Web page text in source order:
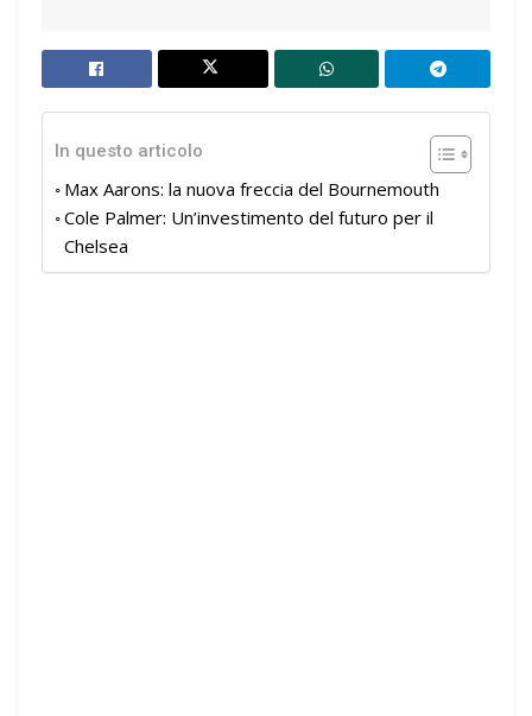
In questo articolo
Max Aarons: la nuova freccia del Bournemouth
Cole Palmer: Un’investimento del futuro per il
Chelsea